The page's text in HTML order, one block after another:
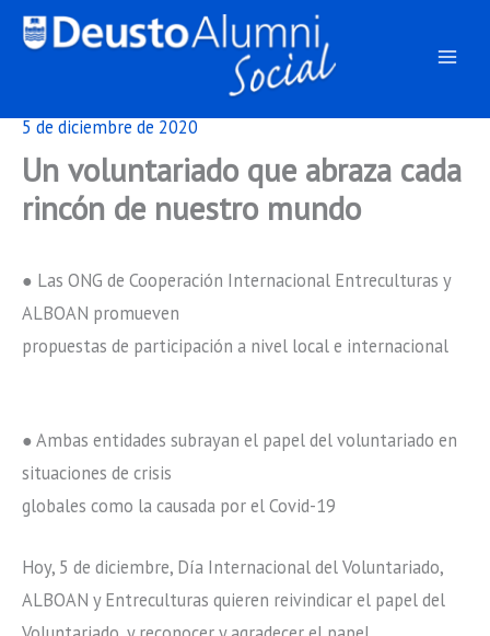
5 de diciembre de 2020
Un voluntariado que abraza cada
rincón de nuestro mundo
● Las ONG de Cooperación Internacional Entreculturas y
ALBOAN promueven
propuestas de participación a nivel local e internacional
● Ambas entidades subrayan el papel del voluntariado en
situaciones de crisis
globales como la causada por el Covid-19
Hoy, 5 de diciembre, Día Internacional del Voluntariado,
ALBOAN y Entreculturas quieren reivindicar el papel del